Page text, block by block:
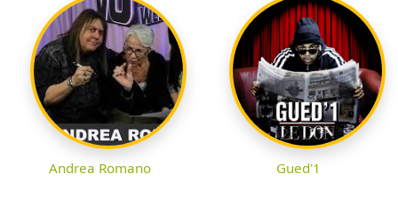
Andrea Romano Gued'1